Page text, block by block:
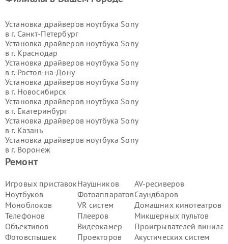
Ремонт
Игровых приставок
Ноутбуков
Моноблоков
Телефонов
Объективов
Фотовспышек
Наушников
Фотоаппаратов
VR систем
Плееров
Видеокамер
Проекторов
AV-ресиверов
Саундбаров
Домашних кинотеатров
Микшерных пультов
Проигрывателей винила
Акустических систем
Установка драйверов ноутбука Sony
в г. Санкт-Петербург
Установка драйверов ноутбука Sony
в г. Краснодар
Установка драйверов ноутбука Sony
в г. Ростов-на-Дону
Установка драйверов ноутбука Sony
в г. Новосибирск
Установка драйверов ноутбука Sony
в г. Екатеринбург
Установка драйверов ноутбука Sony
в г. Казань
Установка драйверов ноутбука Sony
в г. Воронеж
Установка драйверов ноутбука Sony
в г.Волгоград
в г.Самара
Установка драйверов ноутбука Sony
в г.Пермь
Установка драйверов ноутбука Sony
в г.Красноярск
Установка драйверов ноутбука Sony